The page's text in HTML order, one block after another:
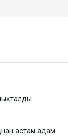
астам адам